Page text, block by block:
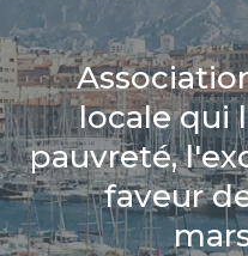
locale qui
pauvreté,
faveur